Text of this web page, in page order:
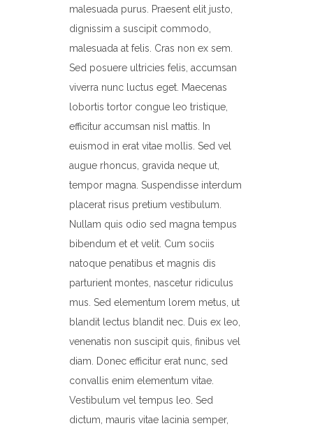
malesuada purus. Praesent elit justo,
dignissim a suscipit commodo,
malesuada at felis. Cras non ex sem.
Sed posuere ultricies felis, accumsan
viverra nunc luctus eget. Maecenas
lobortis tortor congue leo tristique,
efficitur accumsan nisl mattis. In
euismod in erat vitae mollis. Sed vel
augue rhoncus, gravida neque ut,
tempor magna. Suspendisse interdum
placerat risus pretium vestibulum.
Nullam quis odio sed magna tempus
bibendum et et velit. Cum sociis
natoque penatibus et magnis dis
parturient montes, nascetur ridiculus
mus. Sed elementum lorem metus, ut
blandit lectus blandit nec. Duis ex leo,
venenatis non suscipit quis, finibus vel
diam. Donec efficitur erat nunc, sed
convallis enim elementum vitae.
Vestibulum vel tempus leo. Sed
dictum, mauris vitae lacinia semper,